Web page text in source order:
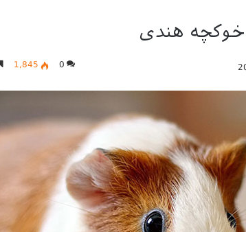
خوکچه هندی
0
1,845